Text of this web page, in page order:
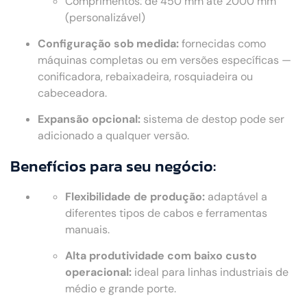
(personalizável)
Configuração sob medida:fornecidas como
máquinas completas ou em versões específicas —
conificadora, rebaixadeira, rosquiadeira ou
cabeceadora.
Expansão opcional: sistema de destop pode ser
adicionado a qualquer versão.
Benefícios para seu negócio:
Flexibilidade de produção: adaptável a
diferentes tipos de cabos e ferramentas
manuais.
Alta produtividade com baixo custo
operacional: ideal para linhas industriais de
médio e grande porte.